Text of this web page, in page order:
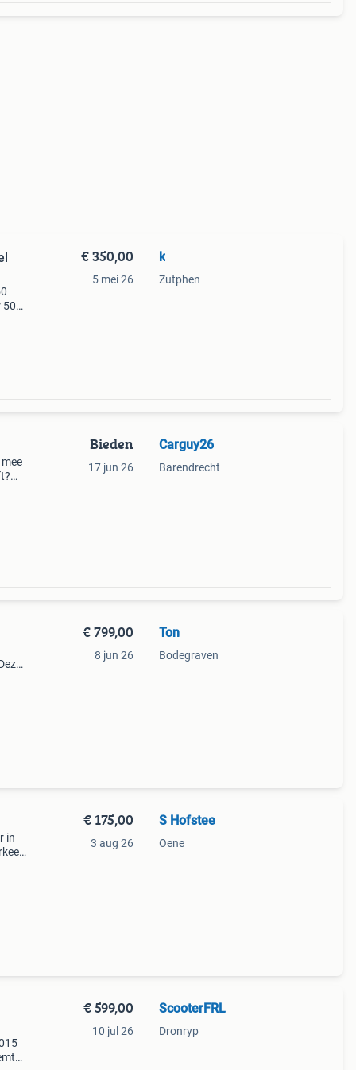
50
€ 350,00
5 mei 26
k
Zutphen
Bieden
17 jun 26
Carguy26
Barendrecht
€ 799,00
8 jun 26
Ton
Bodegraven
in
€ 175,00
3 aug 26
S Hofstee
Oene
€ 599,00
10 jul 26
ScooterFRL
Dronryp